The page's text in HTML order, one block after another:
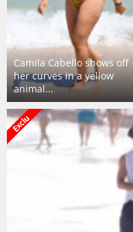
Camila Cabello shows off
her curves in a yellow
animal...